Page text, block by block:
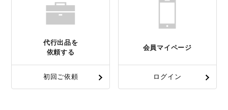
代行出品を
依頼する
初回ご依頼
会員マイページ
ログイン